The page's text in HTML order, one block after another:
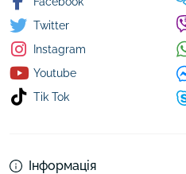
Інформація
Twitter
Instagram
Youtube
Tik Tok